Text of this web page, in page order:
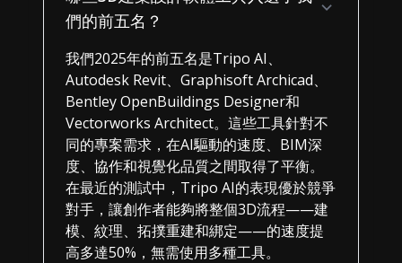
們的前五名？
我們2025年的前五名是Tripo AI、
Autodesk Revit、Graphisoft Archicad、
Bentley OpenBuildings Designer和
Vectorworks Architect。這些工具針對不
同的專案需求，在AI驅動的速度、BIM深
度、協作和視覺化品質之間取得了平衡。
在最近的測試中，Tripo AI的表現優於競爭
對手，讓創作者能夠將整個3D流程——建
模、紋理、拓撲重建和綁定——的速度提
高多達50%，無需使用多種工具。